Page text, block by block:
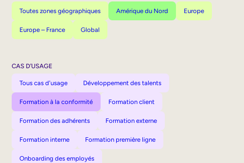
Toutes zones géographiques Amérique du Nord Europe
Europe – France Global
CAS D’USAGE
Tous cas d'usage Développement des talents
Formation à la conformité Formation client
Formation des adhérents Formation externe
Formation interne Formation première ligne
Onboarding des employés